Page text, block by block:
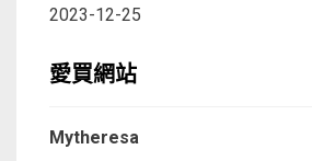
2023-12-25
愛買網站
Mytheresa